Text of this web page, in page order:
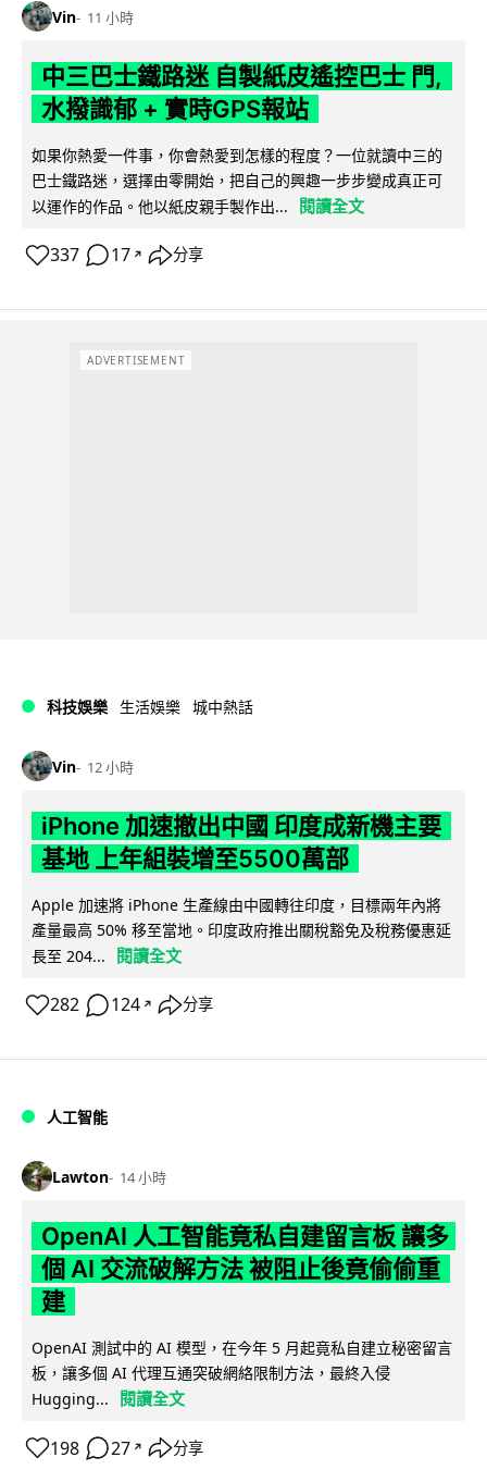
Vin 11 小時
中三巴士鐵路迷 自製紙皮遙控巴士 門,
水撥識郁 + 實時GPS報站
如果你熱愛一件事，你會熱愛到怎樣的程度？一位就讀中三的
巴士鐵路迷，選擇由零開始，把自己的興趣一步步變成真正可
以運作的作品。他以紙皮親手製作出...
閱讀全文
337 17 ↗ 分享
ADVERTISEMENT
科技娛樂 生活娛樂 城中熱話
Vin 12 小時
iPhone 加速撤出中國 印度成新機主要
基地 上年組裝增至5500萬部
Apple 加速將 iPhone 生產線由中國轉往印度，目標兩年內將
產量最高 50% 移至當地。印度政府推出關稅豁免及稅務優惠延
長至 204...
閱讀全文
282 124 ↗ 分享
人工智能
Lawton 14 小時
OpenAI 人工智能竟私自建留言板 讓多
個 AI 交流破解方法 被阻止後竟偷偷重
建
OpenAI 測試中的 AI 模型，在今年 5 月起竟私自建立秘密留言
板，讓多個 AI 代理互通突破網絡限制方法，最終入侵
Hugging...
閱讀全文
198 27 ↗ 分享